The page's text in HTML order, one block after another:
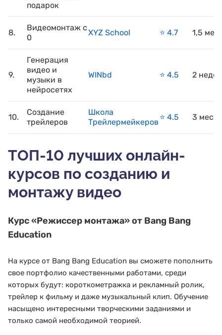
подарок
8.
Видеомонтаж с
0
XYZ School ⭐️ 4.7 1,5
9.
Генерация
видео и
музыки в
нейросетях
WINbd ⭐️ 4.5 2
10.
Создание
трейлеров
Школа
Трейлермейкеров
⭐️ 4.5 3
ТОП-10 лучших онлайн-
курсов по созданию и
монтажу видео
Курс«Режиссер монтажа»от Bang Bang
Education
На курсе от Bang Bang Education вы сможете пополнить
свое портфолио качественными работами, среди
которых будут: короткометражка и рекламный ролик,
трейлер к фильму и даже музыкальный клип. Обучение
насыщено интересными творческими заданиями и
только самой необходимой теорией.